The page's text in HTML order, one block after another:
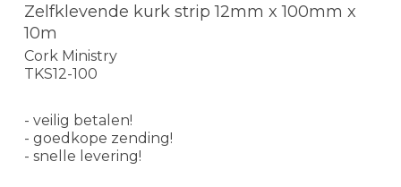
Zelfklevende kurk strip 12mm x 100mm x
10m
Cork Ministry
TKS12-100
- veilig betalen!
- goedkope zending!
- snelle levering!